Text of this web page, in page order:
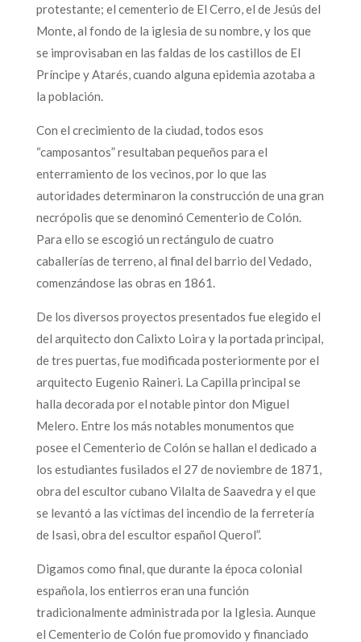
protestante; el cementerio de El Cerro, el de Jesús del
Monte, al fondo de la iglesia de su nombre, y los que
se improvisaban en las faldas de los castillos de El
Príncipe y Atarés, cuando alguna epidemia azotaba a
la población.
Con el crecimiento de la ciudad, todos esos
“camposantos” resultaban pequeños para el
enterramiento de los vecinos, por lo que las
autoridades determinaron la construcción de una gran
necrópolis que se denominó Cementerio de Colón.
Para ello se escogió un rectángulo de cuatro
caballerías de terreno, al final del barrio del Vedado,
comenzándose las obras en 1861.
De los diversos proyectos presentados fue elegido el
del arquitecto don Calixto Loira y la portada principal,
de tres puertas, fue modificada posteriormente por el
arquitecto Eugenio Raineri. La Capilla principal se
halla decorada por el notable pintor don Miguel
Melero. Entre los más notables monumentos que
posee el Cementerio de Colón se hallan el dedicado a
los estudiantes fusilados el 27 de noviembre de 1871,
obra del escultor cubano Vilalta de Saavedra y el que
se levantó a las víctimas del incendio de la ferretería
de Isasi, obra del escultor español Querol”.
Digamos como final, que durante la época colonial
española, los entierros eran una función
tradicionalmente administrada por la Iglesia. Aunque
el Cementerio de Colón fue promovido y financiado